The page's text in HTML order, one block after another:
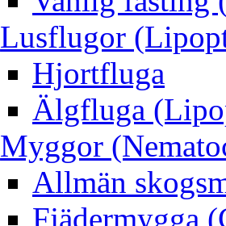
Lusflugor
Hjortfluga
Älgfluga
Myggor
Allmän
Fjädermygga